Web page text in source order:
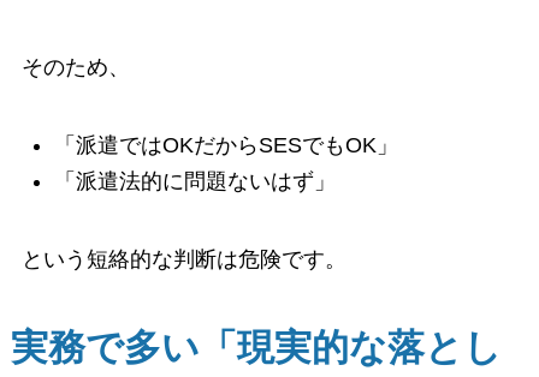
そのため、
「派遣ではOKだからSESでもOK」
「派遣法的に問題ないはず」
という短絡的な判断は危険です。
実務で多い「現実的な落とし